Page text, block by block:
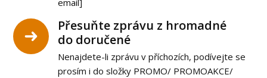
email]
Přesuňte zprávu z hromadné
do doručené
Nenajdete-li zprávu v příchozích, podívejte se
prosím i do složky PROMO/ PROMOAKCE/